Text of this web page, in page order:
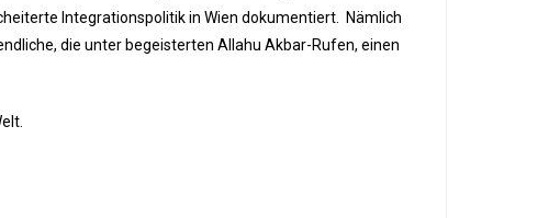
Integrationspolitik in Wien dokumentiert. Nämlich
die unter begeisterten Allahu Akbar-Rufen, einen